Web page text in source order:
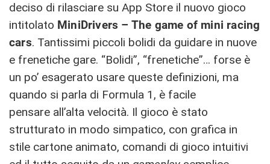
deciso di rilasciare su App Store il nuovo gioco
intitolato MiniDrivers – The game of mini racing
cars. Tantissimi piccoli bolidi da guidare in nuove
e frenetiche gare. “Bolidi”, “frenetiche”… forse è
un po’ esagerato usare queste definizioni, ma
quando si parla di Formula 1, è facile
pensare all’alta velocità. Il gioco è stato
strutturato in modo simpatico, con grafica in
stile cartone animato, comandi di gioco intuitivi